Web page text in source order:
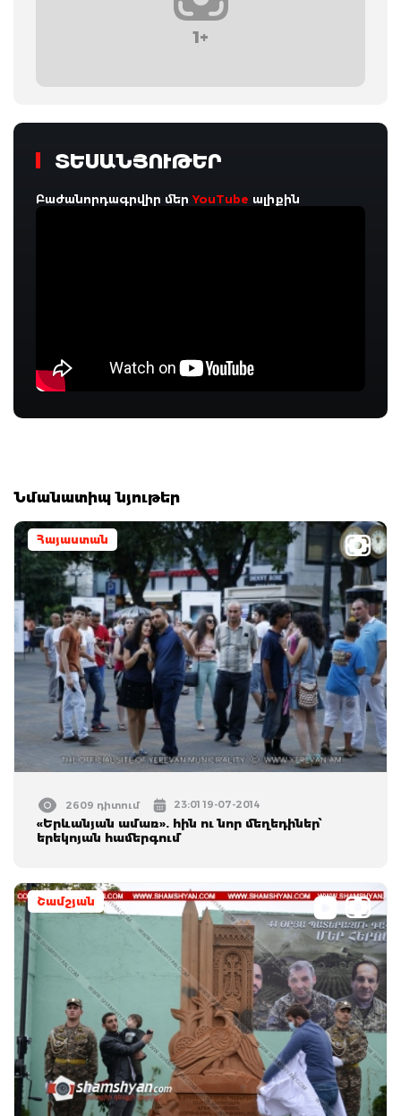
1+
ՏԵՍԱՆՅՈՒԹԵՐ
Բաժանորդագրվիր մերYouTube ալիքին
Նմանատիպ նյութեր
Հայաստան
2609 դիտում 23:01 19-07-2014
«Երևանյան ամառ». հին ու նոր մեղեդիներ՝
երեկոյան համերգում
Շամշյան